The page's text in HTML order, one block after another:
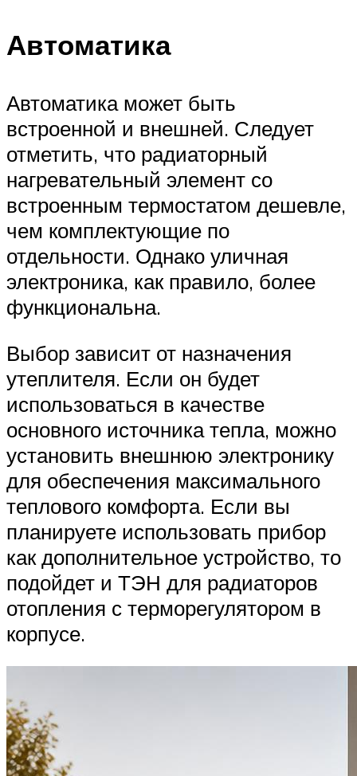
Автоматика
Автоматика может быть
встроенной и внешней. Следует
отметить, что радиаторный
нагревательный элемент со
встроенным термостатом дешевле,
чем комплектующие по
отдельности. Однако уличная
электроника, как правило, более
функциональна.
Выбор зависит от назначения
утеплителя. Если он будет
использоваться в качестве
основного источника тепла, можно
установить внешнюю электронику
для обеспечения максимального
теплового комфорта. Если вы
планируете использовать прибор
как дополнительное устройство, то
подойдет и ТЭН для радиаторов
отопления с терморегулятором в
корпусе.